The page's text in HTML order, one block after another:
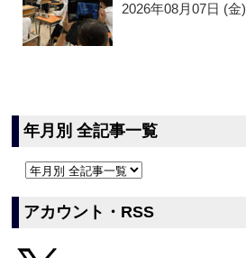
2026年08月07日 (金)
年月別 全記事一覧
アカウント・RSS